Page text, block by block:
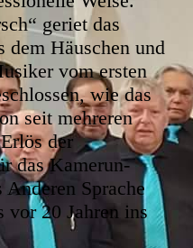
geriet das
dem Häuschen und
vom ersten
wie das
seit mehreren
der
das Kamerun-
Sprache
vor 20 Jahren ins